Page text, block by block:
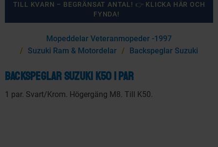
TILL KVARN – BEGRÄNSAT ANTAL! 👉 KLICKA HÄR OCH
FYNDA!
KANSKE NÅGON AV DESSA PRODUKTER KAN INTRESSERA
Mopeddelar Veteranmopeder -1997
Suzuki Ram & Motordelar
Backspeglar Suzuki
Backspeglar Suzuki K50 1 par
1 par. Svart/Krom. Högergäng M8. Till K50.